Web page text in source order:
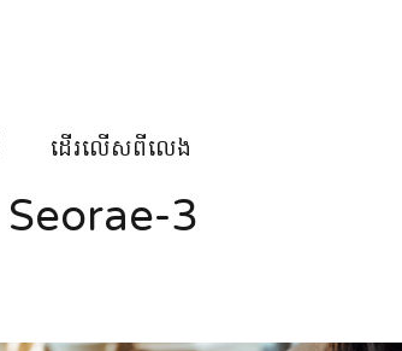
ដើរលើសពីលេង
Seorae-3